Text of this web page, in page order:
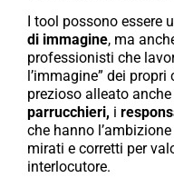
I tool possono essere
di immagine, ma
professionisti che
l’immagine” dei
prezioso alleato
parrucchieri, i
che hanno
mirati e corretti per
interlocutore.